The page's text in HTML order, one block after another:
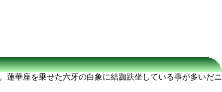
蓮華座を乗せた六牙の白象に結跏趺坐している事が多いだニ